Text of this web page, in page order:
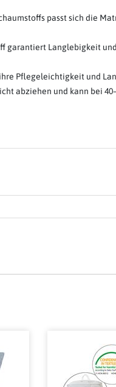
passt sich die
garantiert Langlebigkeit
Pflegeleichtigkeit und
abziehen und kann bei